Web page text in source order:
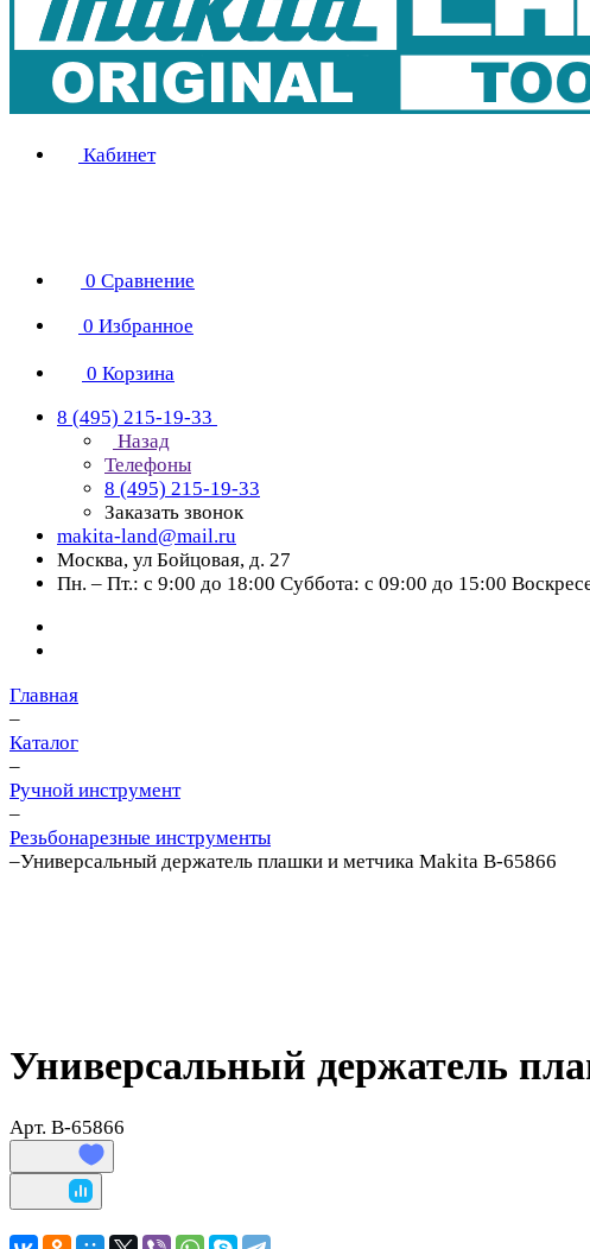
Кабинет
0 Сравнение
0 Избранное
0 Корзина
8 (495) 215-19-33
Назад
Телефоны
8 (495) 215-19-33
Заказать звонок
makita-land@mail.ru
Москва, ул Бойцовая, д. 27
Пн. – Пт.: с 9:00 до 18:00 Суббота: с 09:00 до 15:00
Главная
–
Каталог
–
Ручной инструмент
–
Резьбонарезные инструменты
–Универсальный держатель плашки и метчика Makita B-65866
Универсальный держатель
Арт. B-65866